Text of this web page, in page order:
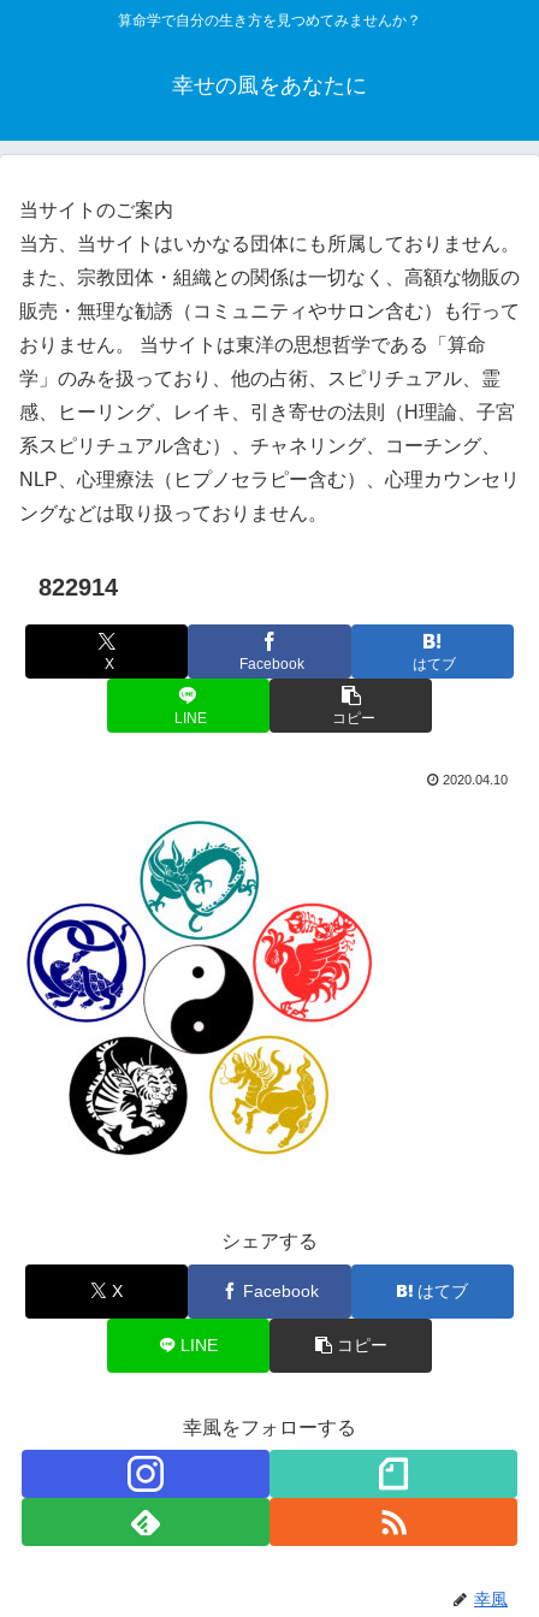
算命学で自分の生き方を見つめてみませんか？
幸せの風をあなたに
当サイトのご案内
当方、当サイトはいかなる団体にも所属しておりません。
また、宗教団体・組織との関係は一切なく、高額な物販の
販売・無理な勧誘（コミュニティやサロン含む）も行って
おりません。 当サイトは東洋の思想哲学である「算命
学」のみを扱っており、他の占術、スピリチュアル、霊
感、ヒーリング、レイキ、引き寄せの法則（H理論、子宮
系スピリチュアル含む）、チャネリング、コーチング、
NLP、心理療法（ヒプノセラピー含む）、心理カウンセリ
ングなどは取り扱っておりません。
822914
X Facebook はてブ
LINE コピー
2020.04.10
シェアする
X Facebook はてブ
LINE コピー
幸風をフォローする
幸風